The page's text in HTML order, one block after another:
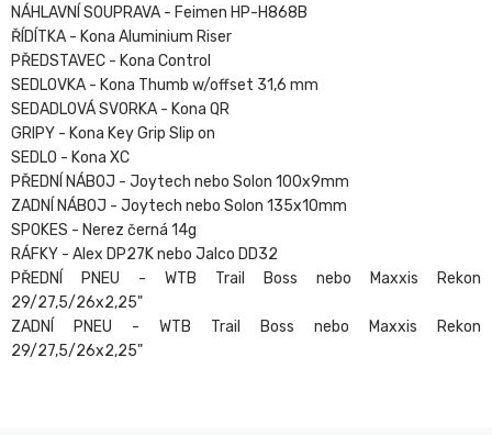
NÁHLAVNÍ SOUPRAVA - Feimen HP-H868B
ŘÍDÍTKA - Kona Aluminium Riser
PŘEDSTAVEC - Kona Control
SEDLOVKA - Kona Thumb w/offset 31,6 mm
SEDADLOVÁ SVORKA - Kona QR
GRIPY - Kona Key Grip Slip on
SEDLO - Kona XC
PŘEDNÍ NÁBOJ - Joytech nebo Solon 100x9mm
ZADNÍ NÁBOJ - Joytech nebo Solon 135x10mm
SPOKES - Nerez černá 14g
RÁFKY - Alex DP27K nebo Jalco DD32
PŘEDNÍ PNEU - WTB Trail Boss nebo Maxxis Rekon
29/27,5/26x2,25"
ZADNÍ PNEU - WTB Trail Boss nebo Maxxis Rekon
29/27,5/26x2,25"